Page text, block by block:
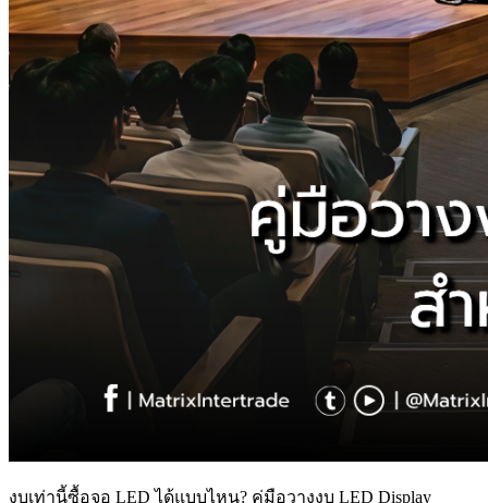
งบเท่านี้ซื้อจอ LED ได้แบบไหน? คู่มือวางงบ LED Display